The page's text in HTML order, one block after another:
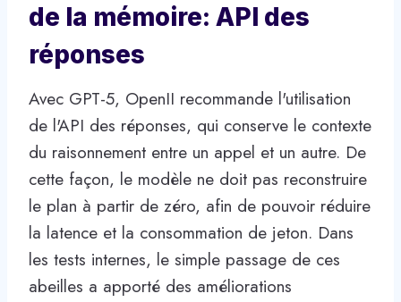
de la mémoire: API des
réponses
Avec GPT-5, OpenII recommande l'utilisation
de l'API des réponses, qui conserve le contexte
du raisonnement entre un appel et un autre. De
cette façon, le modèle ne doit pas reconstruire
le plan à partir de zéro, afin de pouvoir réduire
la latence et la consommation de jeton. Dans
les tests internes, le simple passage de ces
abeilles a apporté des améliorations